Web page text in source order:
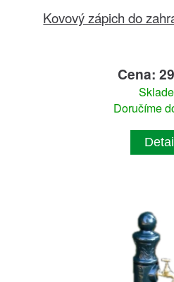
Kovový zápich do
Cena:
Doručíme
Detail